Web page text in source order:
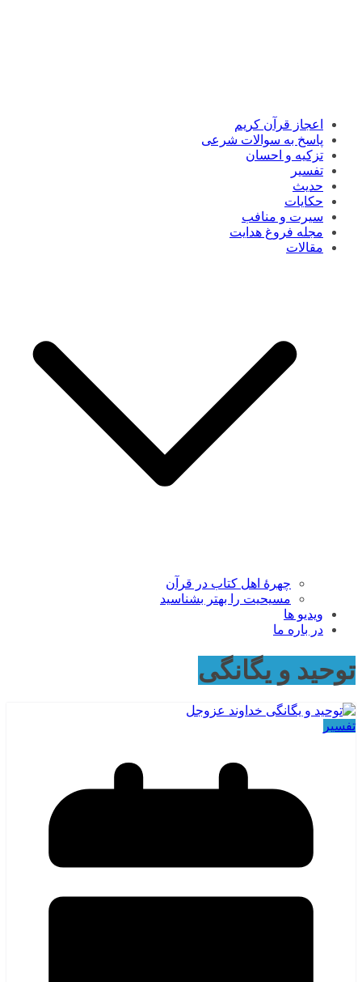
اعجاز قرآن کریم
پاسخ به سوالات شرعی
تزکیه و احسان
تفسیر
حدیث
حکایات
سیرت و منافب
مجله فروغ هدایت
مقالات
چهرۀ اهل کتاب در قرآن
مسیحیت را بهتر بشناسید
ویدیو ها
در باره ما
توحید و یگانگی
تفسیر